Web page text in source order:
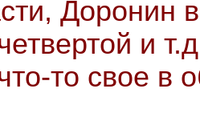
Доронин
и
то свое в